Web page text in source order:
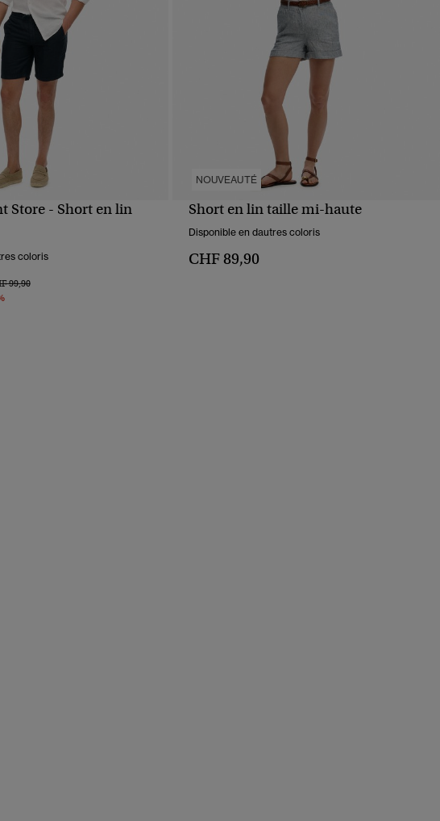
Store - Short en lin
coloris
réduit de
99,90à
NOUVEAUTÉ
Short en lin taille mi-haute
Disponible en dautres coloris
CHF 89,90